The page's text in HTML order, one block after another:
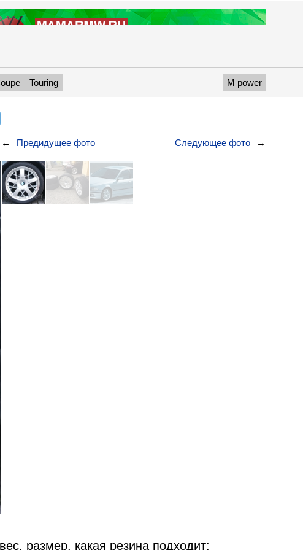
Touring M power
← Предидущее фото Следующее фото →
размер, какая резина подходит: